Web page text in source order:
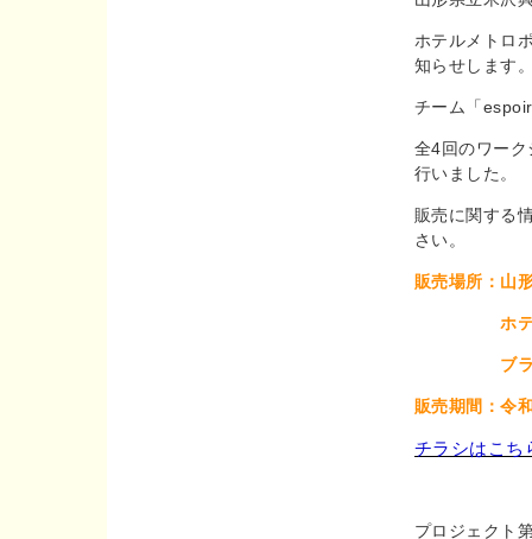
ホテルメトロ
知らせします
チーム「
全4回のワー
行いました。
販売に関する
さい。
販売場所： 山
ホテルメ
ブラッス
販売期間：令
チラシはこち
プロジェクト